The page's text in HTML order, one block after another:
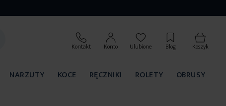
Kontakt Konto Ulubione Blog Koszyk
NARZUTY KOCE RĘCZNIKI ROLETY
OBRUSY